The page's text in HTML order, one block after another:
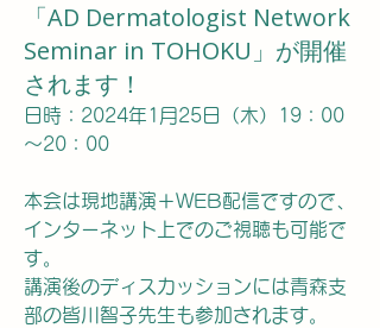
「AD Dermatologist Network
Seminar in TOHOKU」が開催
されます！
日時：2024年1月25日（木）19：00
～20：00
本会は現地講演＋WEB配信ですので、
インターネット上でのご視聴も可能で
す。
講演後のディスカッションには青森支
部の皆川智子先生も参加されます。